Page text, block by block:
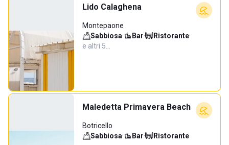
Lido Calaghena
Montepaone
Sabbiosa· Bar· Ristorante·
e altri 5…
Maledetta Primavera Beach
Botricello
Sabbiosa· Bar· Ristorante